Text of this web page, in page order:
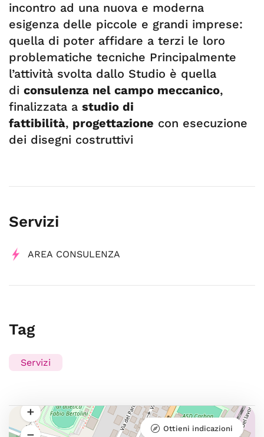
incontro ad una nuova e moderna
esigenza delle piccole e grandi imprese:
quella di poter affidare a terzi le loro
problematiche tecniche Principalmente
l’attività svolta dallo Studio è quella
di consulenza nel campo meccanico,
finalizzata a studio di
fattibilità, progettazione con esecuzione
dei disegni costruttivi
Servizi
AREA CONSULENZA
Tag
Servizi
Ottieni indicazioni